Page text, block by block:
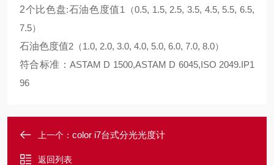
2个比色盘:石油色度值1（0.5, 1.5, 2.5, 3.5, 4.5, 5.5, 6.5,
7.5）
石油色度值2（1.0, 2.0, 3.0, 4.0, 5.0, 6.0, 7.0, 8.0）
符合标准： ASTAM D 1500,ASTAM D 6045,ISO 2049.IP1
96
上一个： color i7台式分光光度计
返回列表